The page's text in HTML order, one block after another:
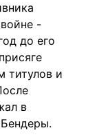
-
до его
титулов и
в